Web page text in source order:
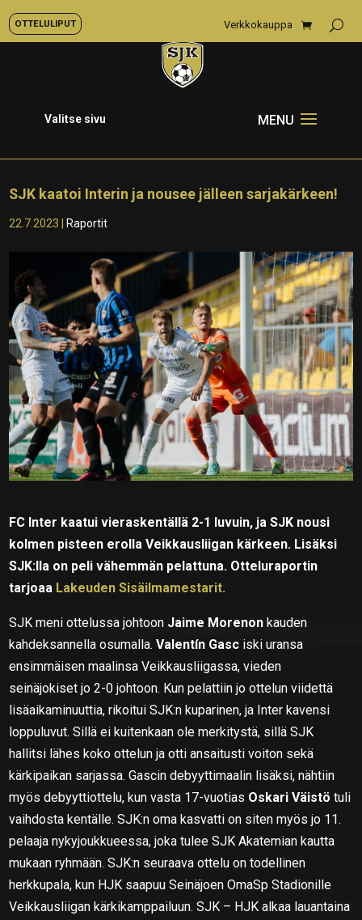
OTTELULIPUT Verkkokauppa
Valitse sivu
SJK kaatoi Interin ja nousee jälleen sarjakärkeen!
22.7.2023 Raportit
FC Inter kaatui vieraskentällä 2-1 luvuin, ja SJK nousi
kolmen pisteen erolla Veikkausliigan kärkeen. Lisäksi
SJK:lla on peli vähemmän pelattuna. Otteluraportin
tarjoaa Lakeuden Sisäilmamestarit.
SJK meni ottelussa johtoon Jaime Morenon kauden
kahdeksannella osumalla.Valentín Gasc iski uransa
ensimmäisen maalinsa Veikkausliigassa, vieden
seinäjokiset jo 2-0 johtoon. Kun pelattiin jo ottelun viidettä
lisäaikaminuuttia, rikoitui SJK:n kuparinen, ja Inter kavensi
loppuluvut. Sillä ei kuitenkaan ole merkitystä, sillä SJK
hallitsi lähes koko ottelun ja otti ansaitusti voiton sekä
kärkipaikan sarjassa. Gascin debyyttimaalin lisäksi, nähtiin
myös debyyttiottelu, kun vasta 17-vuotias Oskari Väistö tuli
vaihdosta kentälle. SJK:n oma kasvatti on siten myös jo 11.
pelaaja nykyjoukkueessa, joka tulee SJK Akatemian kautta
mukaan ryhmään. SJK:n seuraava ottelu on todellinen
herkkupala, kun HJK saapuu Seinäjoen OmaSp Stadionille
Veikkausliigan kärkikamppailuun. SJK – HJK alkaa lauantaina